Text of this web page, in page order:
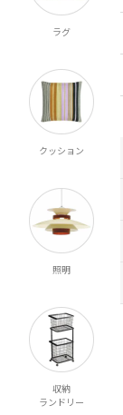
ラグ
クッション
照明
収納
ランドリー